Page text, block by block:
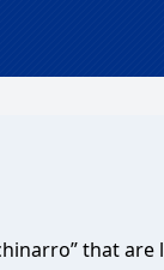
that